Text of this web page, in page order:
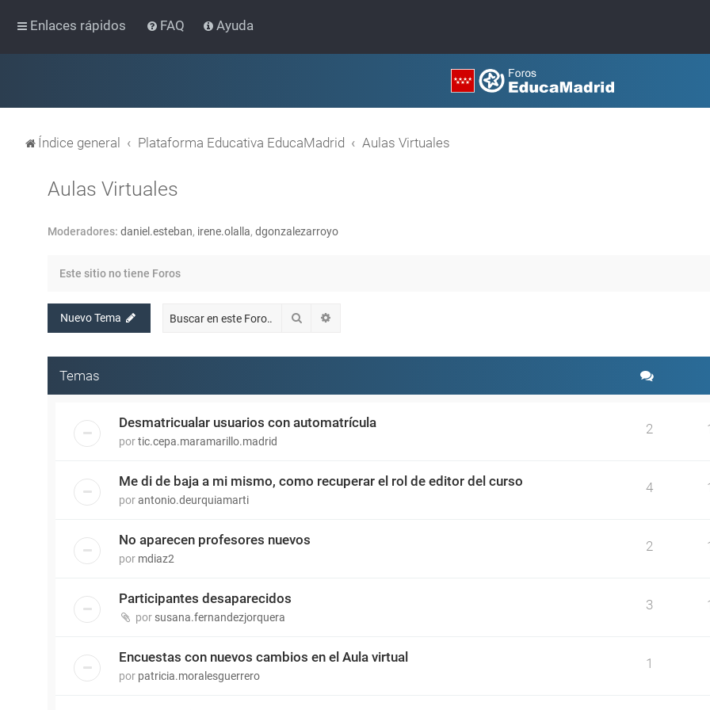
Enlaces rápidos FAQ Ayuda
Índice general Plataforma Educativa EducaMadrid Aulas Virtuales
Aulas Virtuales
Moderadores: daniel.esteban, irene.olalla, dgonzalezarroyo
Este sitio no tiene Foros
Nuevo Tema Buscar
Temas
Desmatricualar usuarios con automatrícula
portic.cepa.maramarillo.madrid
2
Me di de baja a mi mismo, como recuperar el rol de editor del curso
porantonio.deurquiamarti
4
No aparecen profesores nuevos
por mdiaz2
2
Participantes desaparecidos
por susana.fernandezjorquera
3
Encuestas con nuevos cambios en el Aula virtual
por patricia.moralesguerrero
1